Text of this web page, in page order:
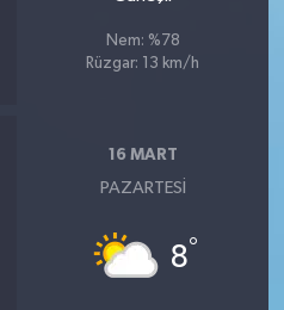
Nem: %78
Rüzgar: 13 km/h
16 MART
PAZARTESI
8°